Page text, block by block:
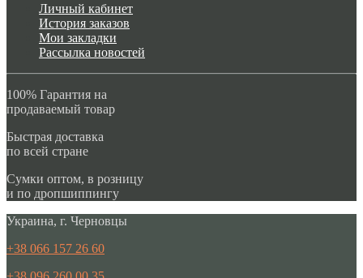
Личный кабинет
История заказов
Мои закладки
Рассылка новостей
100% Гарантия на
продаваемый товар
Быстрая доставка
по всей стране
Сумки оптом, в розницу
и по дропшиппингу
Украина, г. Черновцы
+38 066 157 26 60